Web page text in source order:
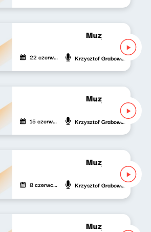
Muzyka bardzo
22 czerwca 2026 Krzysztof Grabowski
Muzyka bardzo
15 czerwca 2026 Krzysztof Grabowski
Muzyka bardzo
8 czerwca 2026 Krzysztof Grabowski
Muzyka bardzo